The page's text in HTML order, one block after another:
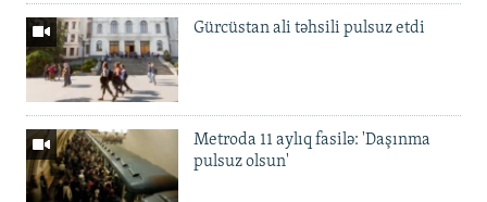
Gürcüstan ali təhsili pulsuz etdi
Metroda 11 aylıq fasilə: 'Daşınma
pulsuz olsun'